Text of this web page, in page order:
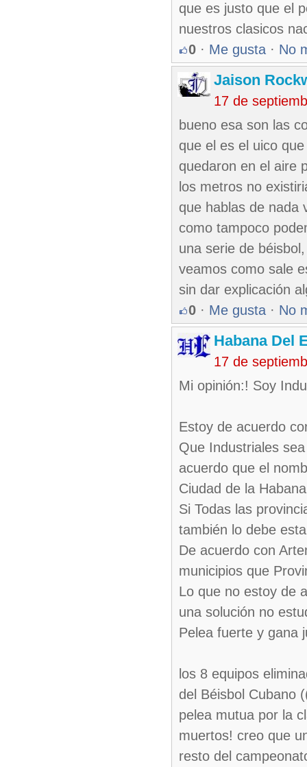
que es justo que el
nuestros clasicos
0 · Me gusta · No
Jaison
17 de
bueno esa son las
que el es el uico
quedaron en el aire
los metros no
que hablas de nada
como tampoco
una serie de
veamos como sale
sin dar explicación
0 · Me gusta · No
Habana Del
17 de
Mi opinión:! Soy
Estoy de acuerdo
Que Industriales
acuerdo que el
Ciudad de la
Si Todas las
también lo debe
De acuerdo con
municipios que
Lo que no estoy de
una solución no
Pelea fuerte y gana
los 8 equipos
del Béisbol Cubano
pelea mutua por la
muertos! creo que
resto del